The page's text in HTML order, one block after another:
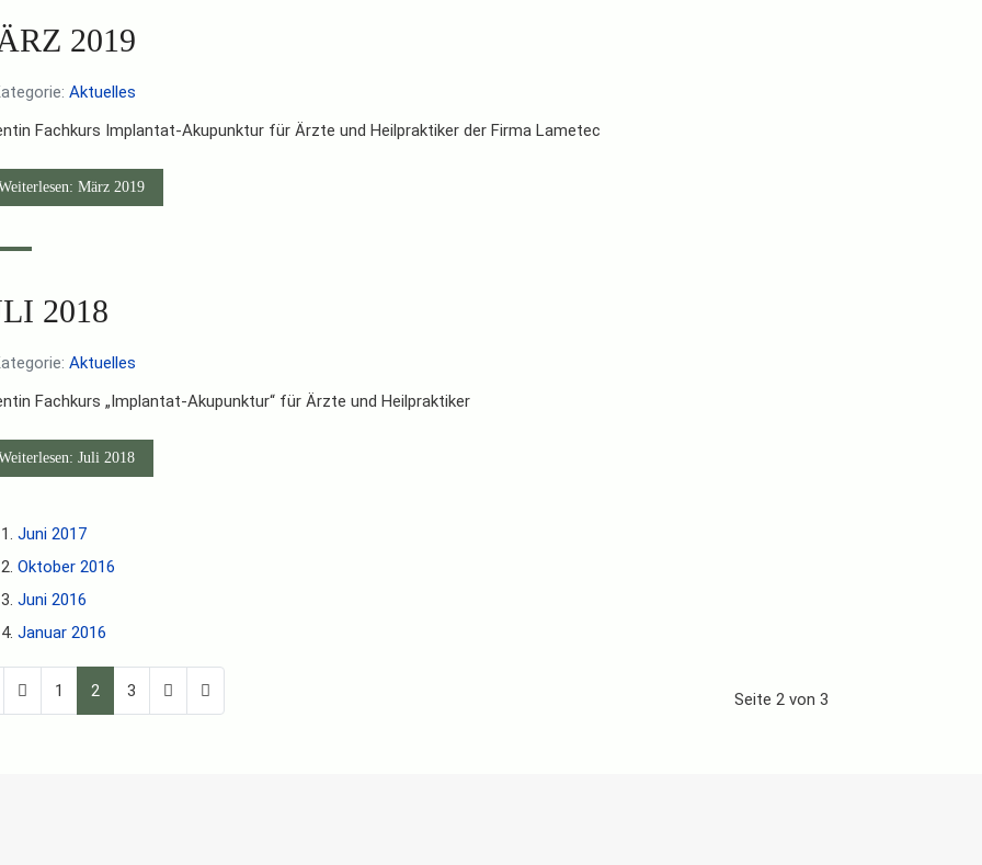
2019
Aktuelles
Fachkurs Implantat-Akupunktur für Ärzte und Heilpraktiker der Firma Lametec
März 2019
2018
Aktuelles
Fachkurs „Implantat-Akupunktur“ für Ärzte und Heilpraktiker
Juli 2018
Juni 2017
Oktober 2016
Juni 2016
Januar 2016
Seite 2 von 3
1 2 3